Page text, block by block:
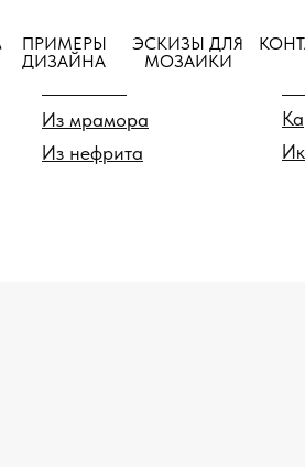
ПРИМЕРЫ
ДИЗАЙНА
ЭСКИЗЫ ДЛЯ
МОЗАИКИ
По материалу
Из нефрита
Из мрамора